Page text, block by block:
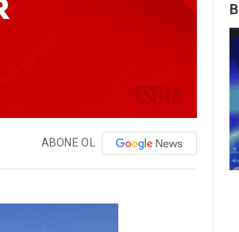
ABONE OL